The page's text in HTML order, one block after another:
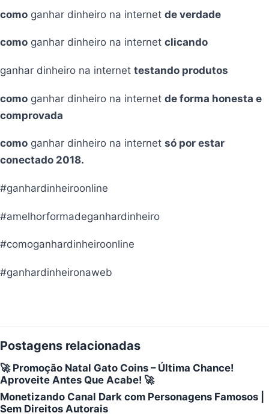
como ganhar dinheiro na internet de verdade
como ganhar dinheiro na internet clicando
ganhar dinheiro na internet testando produtos
como ganhar dinheiro na internet de forma honesta e
comprovada
como ganhar dinheiro na internet só por estar
conectado 2018.
#ganhardinheiroonline
#amelhorformadeganhardinheiro
#comoganhardinheiroonline
#ganhardinheironaweb
Postagens relacionadas
🚀 Promoção Natal Gato Coins – Última Chance!
Aproveite Antes Que Acabe! 🚀
Monetizando Canal Dark com Personagens Famosos |
Sem Direitos Autorais